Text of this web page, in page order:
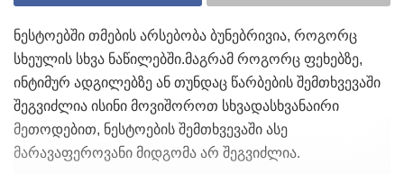
ნესტოებში თმების არსებობა ბუნებრივია, როგორც
სხეულის სხვა ნაწილებში.მაგრამ როგორც ფეხებზე,
ინტიმურ ადგილებზე ან თუნდაც წარბების შემთხვევაში
შეგვიძლია ისინი მოვიშოროთ სხვადასხვანაირი
მეთოდებით, ნესტოების შემთხვევაში ასე
მარავაფეროვანი მიდგომა არ შეგვიძლია.